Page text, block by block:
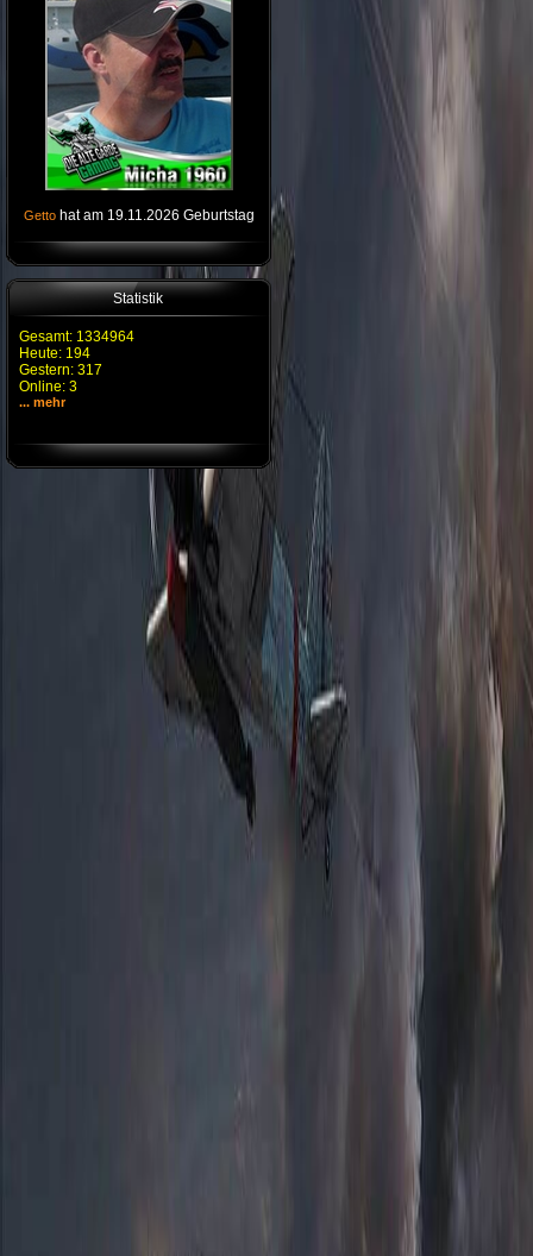
Getto hat am 19.11.2026 Geburtstag
Statistik
Gesamt: 1334964
Heute: 194
Gestern: 317
Online: 3
... mehr